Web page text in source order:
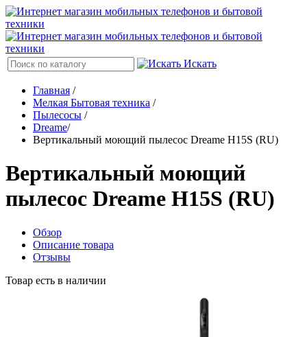
Искать
Главная /
Мелкая Бытовая техника /
Пылесосы /
Dreame/
Вертикальный моющий пылесос Dreame H15S (RU)
Вертикальный моющий
пылесос Dreame H15S (RU)
Обзор
Описание товара
Отзывы
Товар есть в наличии